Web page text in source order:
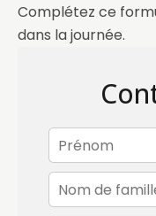
Complétez ce
dans la journée.